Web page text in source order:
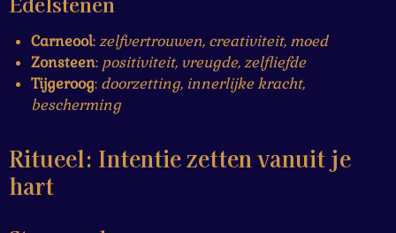
Carneool:zelfvertrouwen, creativiteit, moed
Zonsteen: positiviteit, vreugde, zelfliefde
Tijgeroog: doorzetting, innerlijke kracht,
bescherming
Ritueel: Intentie zetten vanuit je
hart